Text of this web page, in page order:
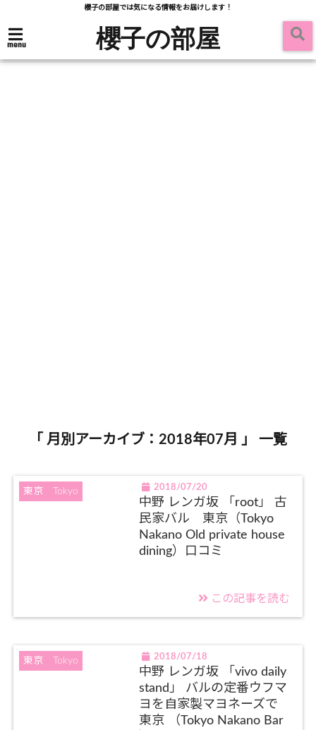
櫻子の部屋では気になる情報をお届けします！
menu 櫻子の部屋
「 月別アーカイブ：2018年07月 」 一覧
東京 Tokyo 2018/07/20
中野 レンガ坂 「root」 古
民家バル 東京（Tokyo
Nakano Old private house
dining）口コミ
この記事を読む
東京 Tokyo 2018/07/18
中野 レンガ坂 「vivo daily
stand」 バルの定番ウフマ
ヨを自家製マヨネーズで
東京 （Tokyo Nakano Bar